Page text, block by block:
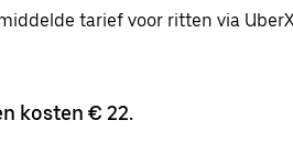
tarief voor ritten via UberX
kosten € 22.